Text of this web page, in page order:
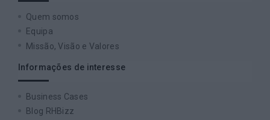
Quem somos
Equipa
Missão, Visão e Valores
Informações de interesse
Business Cases
Blog RHBizz